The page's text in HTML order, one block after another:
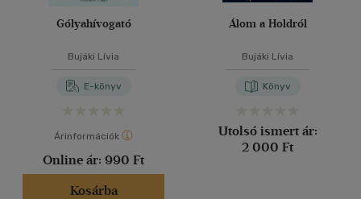
Gólyahívogató
Bujáki Lívia
E-könyv
Árinformációk
Online ár: 990 Ft
Kosárba
Álom a Holdról
Bujáki Lívia
Könyv
Utolsó ismert ár:
2 000 Ft